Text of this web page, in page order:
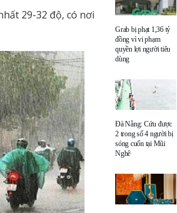
29-32 độ, có nơi
Grab bị phạt 1,36 tỷ
đồng vì vi phạm
quyền lợi người tiêu
dùng
Đà Nẵng: Cứu được
2 trong số 4 người bị
sóng cuốn tại Mũi
Nghê